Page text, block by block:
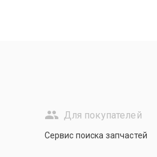
Для покупателей
Сервис поиска запчастей